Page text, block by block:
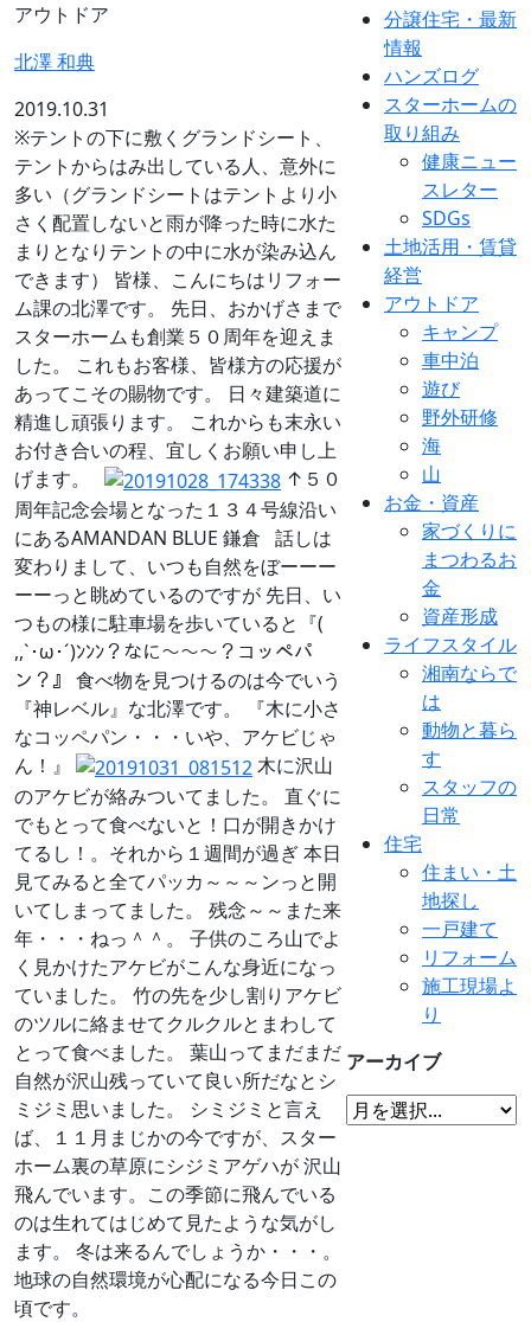
アウトドア
北澤 和典
2019.10.31
※テントの下に敷くグランドシート、
テントからはみ出している人、意外に
多い（グランドシートはテントより小
さく配置しないと雨が降った時に水た
まりとなりテントの中に水が染み込ん
できます） 皆様、こんにちはリフォー
ム課の北澤です。 先日、おかげさまで
スターホームも創業５０周年を迎えま
した。 これもお客様、皆様方の応援が
あってこその賜物です。 日々建築道に
精進し頑張ります。 これからも末永い
お付き合いの程、宜しくお願い申し上
げます。
↑５０
周年記念会場となった１３４号線沿い
にあるAMANDAN BLUE 鎌倉 話しは
変わりまして、いつも自然をぼーーー
ーーっと眺めているのですが 先日、い
つもの様に駐車場を歩いていると『(
,,`･ω･´)ﾝﾝﾝ？なに～～～？コッペパ
ン？』 食べ物を見つけるのは今でいう
『神レベル』な北澤です。 『木に小さ
なコッペパン・・・いや、アケビじゃ
ん！』
木に沢山
のアケビが絡みついてました。 直ぐに
でもとって食べないと！口が開きかけ
てるし！。それから１週間が過ぎ 本日
見てみると全てパッカ～～～ンっと開
いてしまってました。 残念～～また来
年・・・ねっ＾＾。 子供のころ山でよ
く見かけたアケビがこんな身近になっ
ていました。 竹の先を少し割りアケビ
のツルに絡ませてクルクルとまわして
とって食べました。 葉山ってまだまだ
自然が沢山残っていて良い所だなとシ
ミジミ思いました。 シミジミと言え
ば、１１月まじかの今ですが、スター
ホーム裏の草原にシジミアゲハが 沢山
飛んでいます。この季節に飛んでいる
のは生れてはじめて見たような気がし
ます。 冬は来るんでしょうか・・・。
地球の自然環境が心配になる今日この
頃です。
分譲住宅・最新
情報
ハンズログ
スターホームの
取り組み
健康ニュー
スレター
SDGs
土地活用・賃貸
経営
アウトドア
キャンプ
車中泊
遊び
野外研修
海
山
お金・資産
家づくりに
まつわるお
金
資産形成
ライフスタイル
湘南ならで
は
動物と暮ら
す
スタッフの
日常
住宅
住まい・土
地探し
一戸建て
リフォーム
施工現場よ
り
アーカイブ